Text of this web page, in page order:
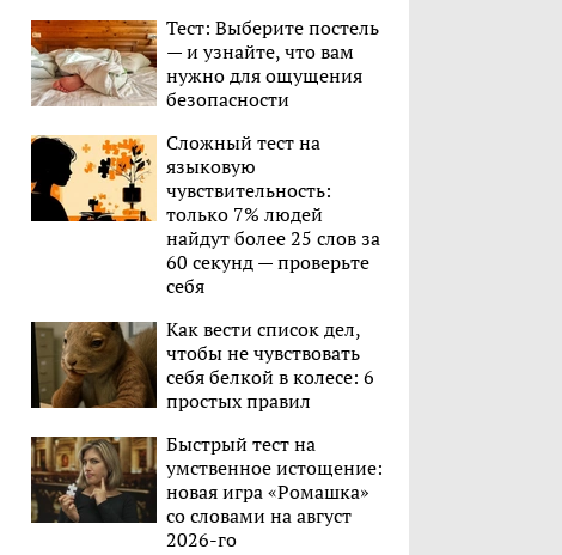
Тест: Выберите постель
— и узнайте, что вам
нужно для ощущения
безопасности
Сложный тест на
языковую
чувствительность:
только 7% людей
найдут более 25 слов за
60 секунд — проверьте
себя
Как вести список дел,
чтобы не чувствовать
себя белкой в колесе: 6
простых правил
Быстрый тест на
умственное истощение:
новая игра «Ромашка»
со словами на август
2026-го